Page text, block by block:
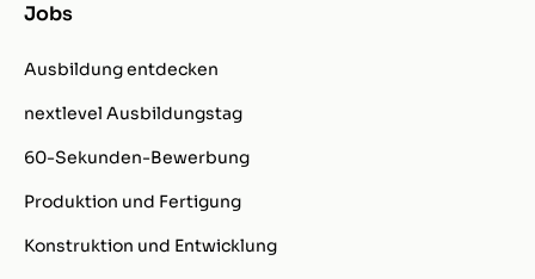
Jobs
Ausbildung entdecken
nextlevel Ausbildungstag
60-Sekunden-Bewerbung
Produktion und Fertigung
Konstruktion und Entwicklung